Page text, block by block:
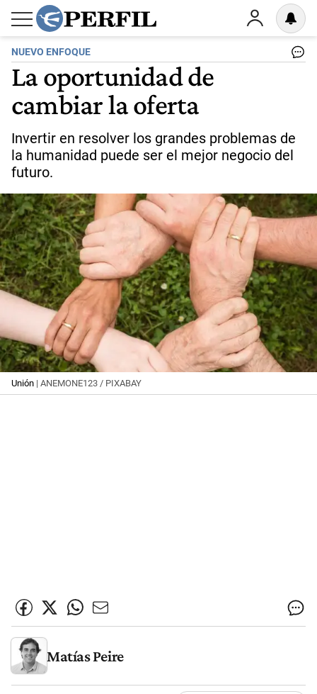
NUEVO ENFOQUE
La oportunidad de
cambiar la oferta
Invertir en resolver los grandes problemas de
la humanidad puede ser el mejor negocio del
futuro.
Unión | ANEMONE123 / PIXABAY
Matías Peire